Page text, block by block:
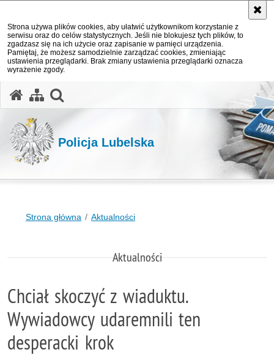
Strona używa plików cookies, aby ułatwić użytkownikom korzystanie z
serwisu oraz do celów statystycznych. Jeśli nie blokujesz tych plików, to
zgadzasz się na ich użycie oraz zapisanie w pamięci urządzenia.
Pamiętaj, że możesz samodzielnie zarządzać cookies, zmieniając
ustawienia przeglądarki. Brak zmiany ustawienia przeglądarki oznacza
wyrażenie zgody.
Policja Lubelska
Strona główna Aktualności
Aktualności
Chciał skoczyć z wiaduktu.
Wywiadowcy udaremnili ten
desperacki krok